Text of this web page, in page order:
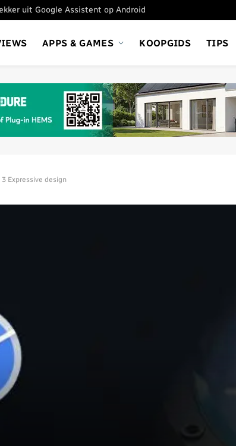
uit Google Assistent op Android
APPS & GAMES KOOPGIDS TIPS
Expressive design